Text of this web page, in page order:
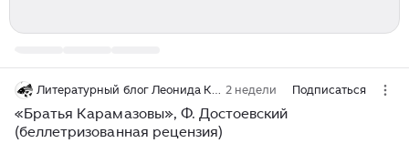
2 недели Подписаться
«Братья Карамазовы», Ф. Достоевский
(беллетризованная рецензия)